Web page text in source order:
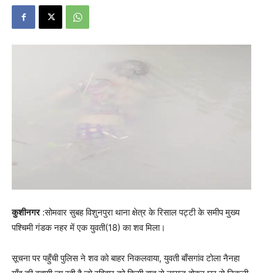
कुशीनगर:सोमवार सुबह विशुनपुरा थाना क्षेत्र के रिसाल पट्टी के समीप मुख्य
पश्चिमी गंडक नहर में एक युवती(18) का शव मिला।
सूचना पर पहुँची पुलिस ने शव को बाहर निकलवाया, युवती बाँसगांव टोला नैनहा